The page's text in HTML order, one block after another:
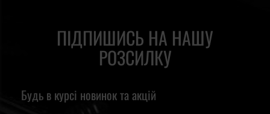
ПІДПИШИСЬ НА НАШУ
РОЗСИЛКУ
Будь в курсі новинок та акцій